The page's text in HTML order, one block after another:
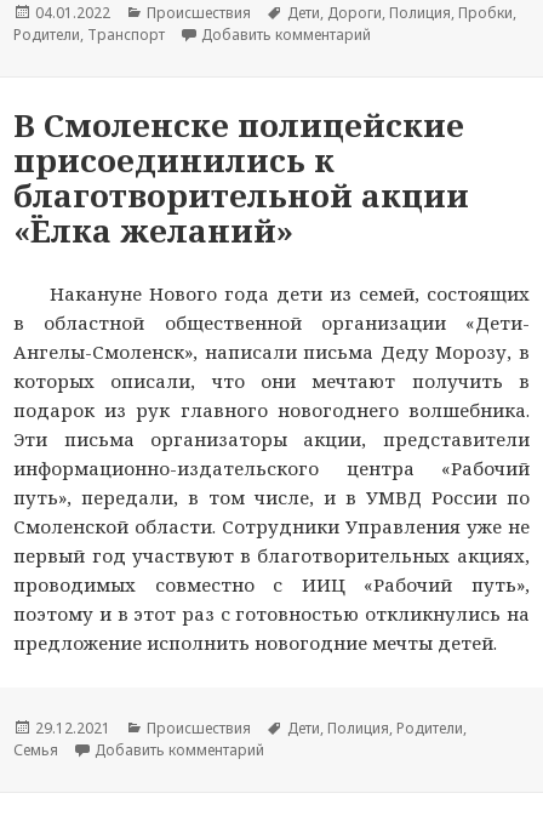
Опубликовано
04.01.2022 Рубрики
Происшествия Метки
Дети, Дороги, Полиция, Пробки,
Родители, Транспорт Добавить комментарий
В Смоленске полицейские
присоединились к
благотворительной акции
«Ёлка желаний»
Накануне Нового года дети из семей, состоящих
в областной общественной организации «Дети-
Ангелы-Смоленск», написали письма Деду Морозу, в
которых описали, что они мечтают получить в
подарок из рук главного новогоднего волшебника.
Эти письма организаторы акции, представители
информационно-издательского центра «Рабочий
путь», передали, в том числе, и в УМВД России по
Смоленской области. Сотрудники Управления уже не
первый год участвуют в благотворительных акциях,
проводимых совместно с ИИЦ «Рабочий путь»,
поэтому и в этот раз с готовностью откликнулись на
предложение исполнить новогодние мечты детей.
Опубликовано
29.12.2021 Рубрики
Происшествия Метки
Дети, Полиция, Родители,
Семья
Добавить комментарий